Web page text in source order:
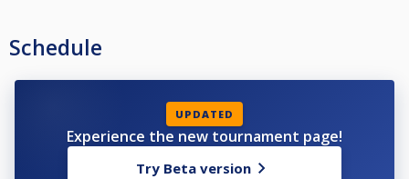
* TERVETULOA VIIKKOKISOIHIN PUHVELI-KLUBILLE*
Schedule
UPDATED
Experience the new tournament page!
Try Beta version